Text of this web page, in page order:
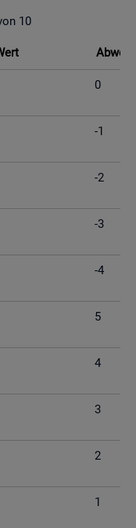
10
0
-1
-2
-3
-4
5
4
3
2
1